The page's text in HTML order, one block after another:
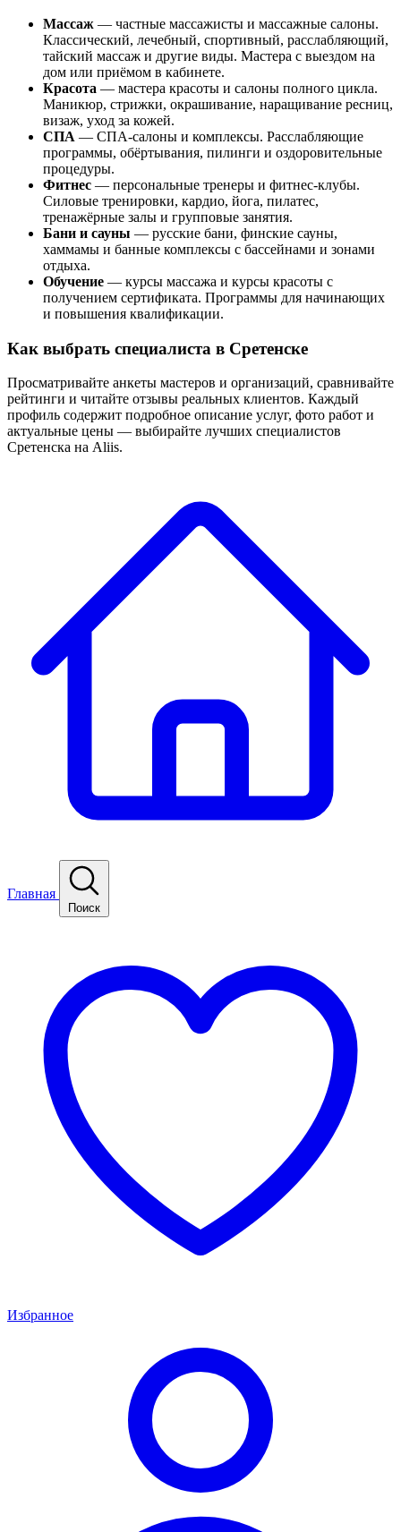
Массаж — частные массажисты и массажные салоны.
Классический, лечебный, спортивный, расслабляющий,
тайский массаж и другие виды. Мастера с выездом на
дом или приёмом в кабинете.
Красота — мастера красоты и салоны полного цикла.
Маникюр, стрижки, окрашивание, наращивание ресниц,
визаж, уход за кожей.
СПА — СПА-салоны и комплексы. Расслабляющие
программы, обёртывания, пилинги и оздоровительные
процедуры.
Фитнес — персональные тренеры и фитнес-клубы.
Силовые тренировки, кардио, йога, пилатес,
тренажёрные залы и групповые занятия.
Бани и сауны — русские бани, финские сауны,
хаммамы и банные комплексы с бассейнами и зонами
отдыха.
Обучение — курсы массажа и курсы красоты с
получением сертификата. Программы для начинающих
и повышения квалификации.
Как выбрать специалиста в Сретенске
Просматривайте анкеты мастеров и организаций, сравнивайте
рейтинги и читайте отзывы реальных клиентов. Каждый
профиль содержит подробное описание услуг, фото работ и
актуальные цены — выбирайте лучших специалистов
Сретенска на Aliis.
Главная
Поиск
Избранное